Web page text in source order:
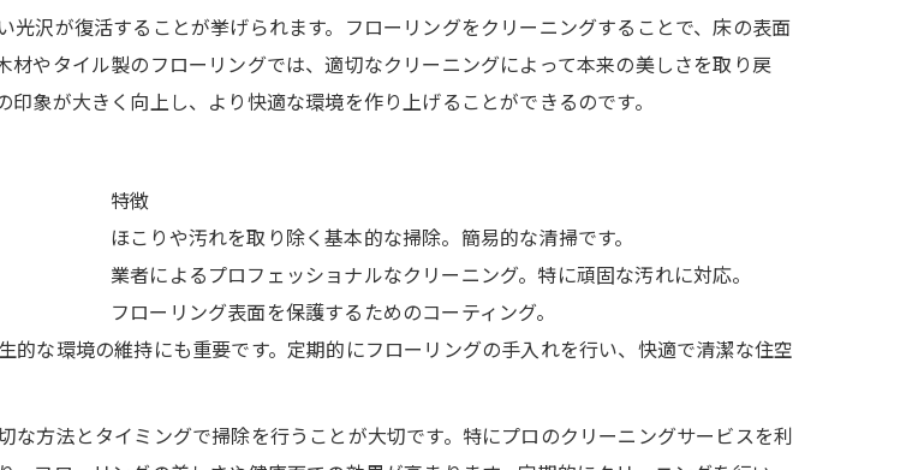
沢が復活することが挙げられます。フローリングをクリーニングすることで、床の表面
やタイル製のフローリングでは、適切なクリーニングによって本来の美しさを取り戻
象が大きく向上し、より快適な環境を作り上げることができるのです。
特徴
ほこりや汚れを取り除く基本的な掃除。簡易的な清掃です。
業者によるプロフェッショナルなクリーニング。特に頑固な汚れに対応。
フローリング表面を保護するためのコーティング。
な環境の維持にも重要です。定期的にフローリングの手入れを行い、快適で清潔な住空
方法とタイミングで掃除を行うことが大切です。特にプロのクリーニングサービスを利